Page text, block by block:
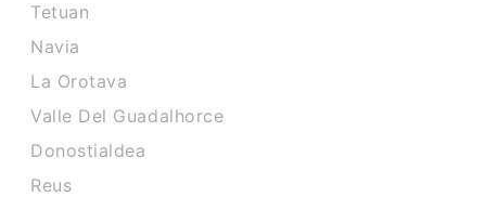
Tetuan
Navia
La Orotava
Valle Del Guadalhorce
Donostialdea
Reus